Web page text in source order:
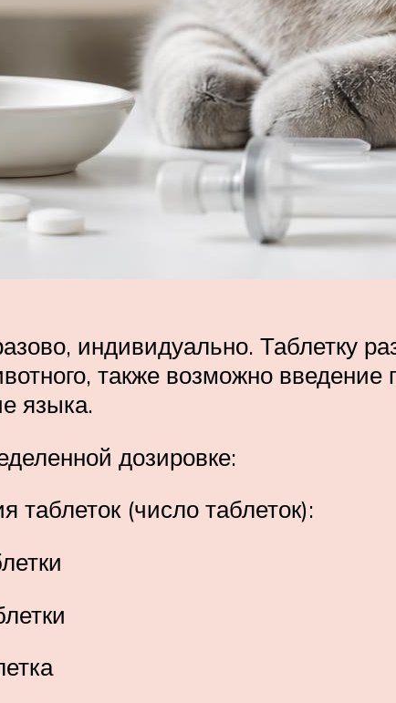
индивидуально. Таблетку
также возможно введение
языка.
дозировке:
(число таблеток):